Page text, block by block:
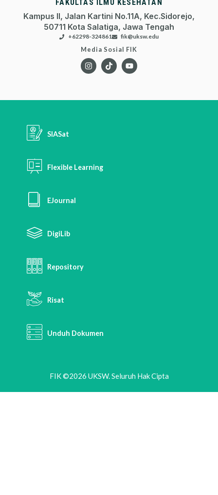
FAKULTAS ILMU KESEHATAN
Kampus II, Jalan Kartini No.11A, Kec.Sidorejo,
50711 Kota Salatiga, Jawa Tengah
+62298-324861 fik@uksw.edu
Media Sosial FIK
SIASat
Flexible Learning
EJournal
DigiLib
Repository
Risat
Unduh Dokumen
FIK ©2026 UKSW. Seluruh Hak Cipta